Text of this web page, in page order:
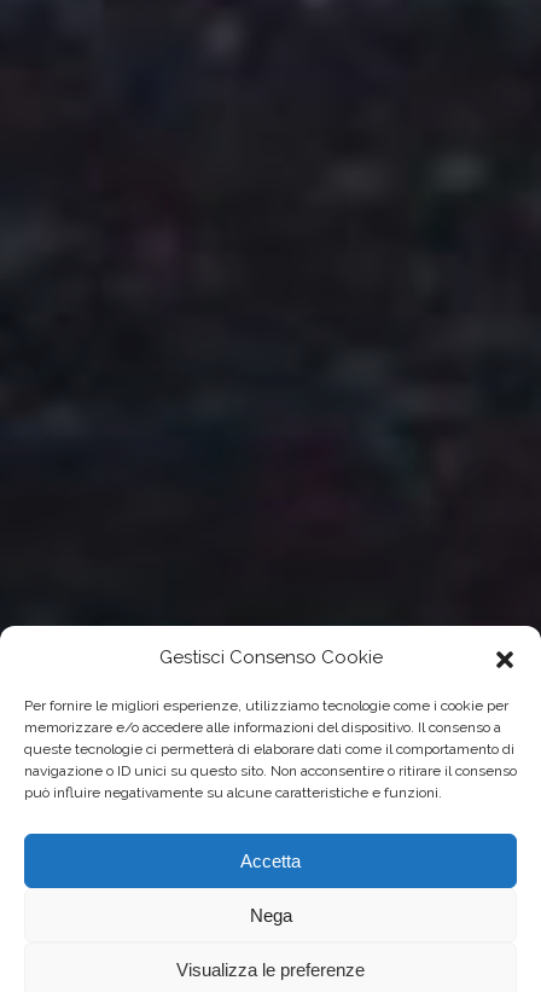
Gestisci Consenso Cookie
Per fornire le migliori esperienze, utilizziamo tecnologie come i cookie per
memorizzare e/o accedere alle informazioni del dispositivo. Il consenso a
queste tecnologie ci permetterà di elaborare dati come il comportamento di
navigazione o ID unici su questo sito. Non acconsentire o ritirare il consenso
può influire negativamente su alcune caratteristiche e funzioni.
Accetta
Nega
Visualizza le preferenze